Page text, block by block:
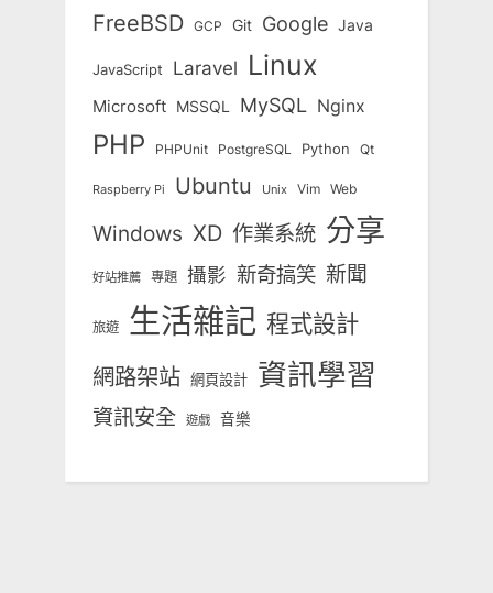
FreeBSD GCP Git Google Java
JavaScript Laravel Linux
Microsoft MSSQL MySQL Nginx
PHP PHPUnit PostgreSQL Python Qt
Raspberry Pi Ubuntu Unix Vim Web
Windows XD 作業系統 分享
好站推薦 專題 攝影 新奇搞笑 新聞
旅遊 生活雜記 程式設計
網路架站 網頁設計 資訊學習
資訊安全 遊戲 音樂